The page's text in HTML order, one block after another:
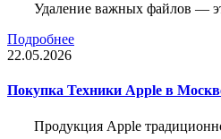
Удаление важных файлов —
Подробнее
22.05.2026
Покупка Техники Apple в
Продукция Apple